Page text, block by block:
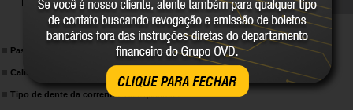
CLIQUE PARA FECHAR
DETALHES TÉCNICOS
Passo da corrente.: 0.325"
Calibre da corrente: 0.058" - 1,5 mm
Tipo de dente da corrente: Semiquadrado